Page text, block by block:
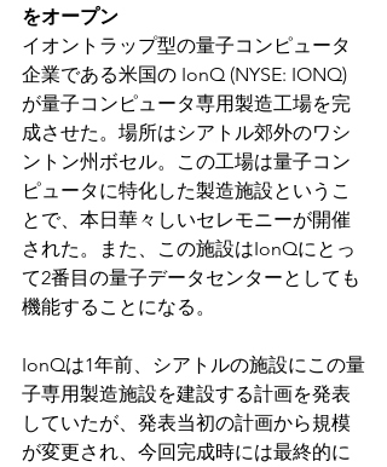
をオープン
イオントラップ型の量子コンピュータ
企業である米国の IonQ (NYSE: IONQ)
が量子コンピュータ専用製造工場を完
成させた。場所はシアトル郊外のワシ
ントン州ボセル。この工場は量子コン
ピュータに特化した製造施設というこ
とで、本日華々しいセレモニーが開催
された。また、この施設はIonQにとっ
て2番目の量子データセンターとしても
機能することになる。
IonQは1年前、シアトルの施設にこの量
子専用製造施設を建設する計画を発表
していたが、発表当初の計画から規模
が変更され、今回完成時には最終的に